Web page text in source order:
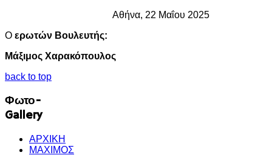
Αθήνα, 22 Μαΐου 2025
Ο ερωτών Βουλευτής:
Μάξιμος Χαρακόπουλος
back to top
Φωτο-
Gallery
ΑΡΧΙΚΗ
ΜΑΧΙΜΟΣ